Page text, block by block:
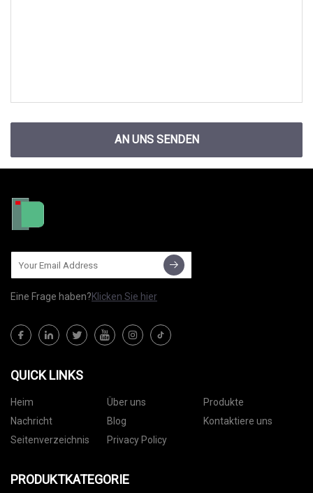
AN UNS SENDEN
Eine Frage haben?Klicken Sie hier
QUICK LINKS
Heim Über uns
Produkte
Nachricht
Blog
Kontaktiere uns
Seitenverzeichnis
Privacy Policy
PRODUKTKATEGORIE